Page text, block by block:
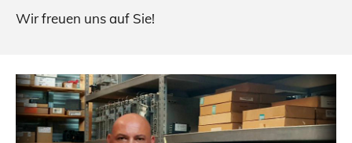
Wir freuen uns auf Sie!